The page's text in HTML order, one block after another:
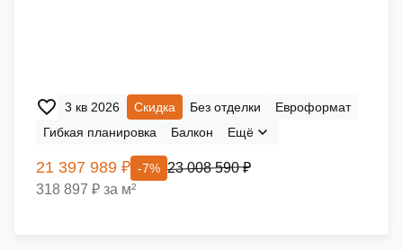
3 кв 2026 Скидка Без отделки
Евроформат
Гибкая планировка
Балкон Ещё
21 397 989 ₽ -7% 23 008 590 ₽
318 897 ₽ за м²